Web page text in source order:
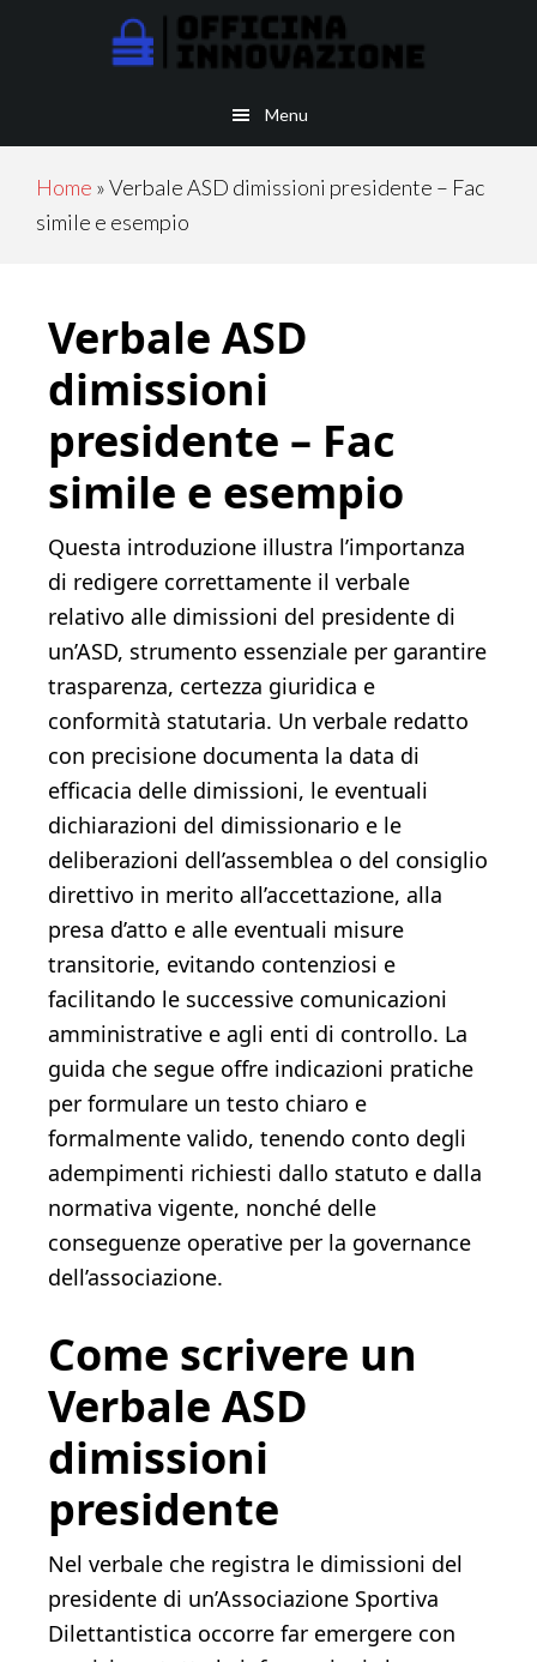
Menu
Home »Verbale ASD dimissioni presidente​​ – Fac
simile e esempio
Verbale ASD
dimissioni
presidente​​ – Fac
simile e esempio
Questa introduzione illustra l’importanza
di redigere correttamente il verbale
relativo alle dimissioni del presidente di
un’ASD, strumento essenziale per garantire
trasparenza, certezza giuridica e
conformità statutaria. Un verbale redatto
con precisione documenta la data di
efficacia delle dimissioni, le eventuali
dichiarazioni del dimissionario e le
deliberazioni dell’assemblea o del consiglio
direttivo in merito all’accettazione, alla
presa d’atto e alle eventuali misure
transitorie, evitando contenziosi e
facilitando le successive comunicazioni
amministrative e agli enti di controllo. La
guida che segue offre indicazioni pratiche
per formulare un testo chiaro e
formalmente valido, tenendo conto degli
adempimenti richiesti dallo statuto e dalla
normativa vigente, nonché delle
conseguenze operative per la governance
dell’associazione.
Come scrivere un
Verbale ASD
dimissioni
presidente​​
Nel verbale che registra le dimissioni del
presidente di un’Associazione Sportiva
Dilettantistica occorre far emergere con